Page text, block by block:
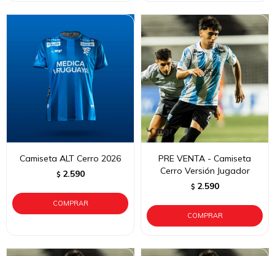
Camiseta ALT Cerro 2026
$ 2.590
PRE VENTA - Camiseta
Cerro Versión Jugador
$ 2.590